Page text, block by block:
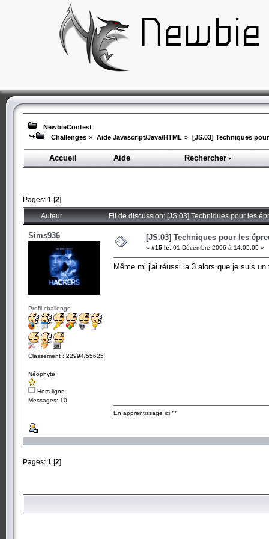
NewbieContest
Challenges » Aide Javascript/Java/HTML » [JS.03] Techniques
Accueil Aide Rechercher
Pages: 1 [2]
Auteur Fil de discussion: [JS.03] Techniques pour les
Sims936
Profil challenge
Classement : 22994/55625
Néophyte
Hors ligne
Messages: 10
[JS.03] Techniques pour les
« #15 le: 01 Décembre 2006 à 14:05:05 »
Même mi j'ai réussi la 3 alors que je suis
En apprentissage ici ^^
Pages: 1 [2]